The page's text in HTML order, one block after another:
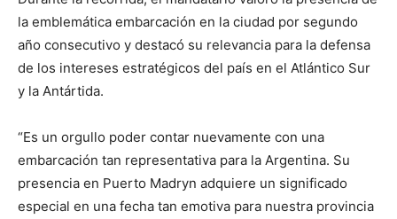
la emblemática embarcación en la ciudad por segundo
año consecutivo y destacó su relevancia para la defensa
de los intereses estratégicos del país en el Atlántico Sur
y la Antártida.
“Es un orgullo poder contar nuevamente con una
embarcación tan representativa para la Argentina. Su
presencia en Puerto Madryn adquiere un significado
especial en una fecha tan emotiva para nuestra provincia